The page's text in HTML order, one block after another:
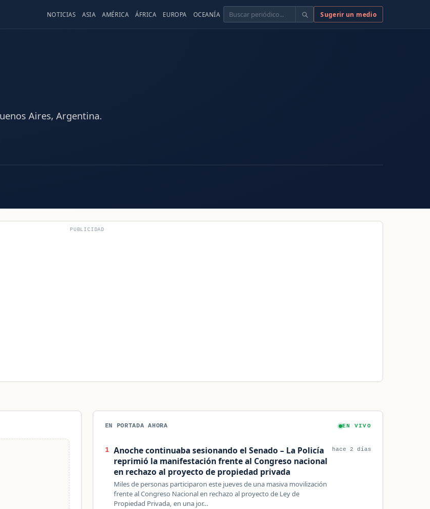
NOTICIAS ASIA AMÉRICA ÁFRICA EUROPA OCEANÍA Buscar Sugerir un medio
Aires, Argentina.
PUBLICIDAD
EN PORTADA AHORA EN VIVO
1
Anoche continuaba sesionando el Senado – La Policía
reprimió la manifestación frente al Congreso nacional
en rechazo al proyecto de propiedad privada
Miles de personas participaron este jueves de una masiva movilización
frente al Congreso Nacional en rechazo al proyecto de Ley de
Propiedad Privada, en una jor…
hace 2 días